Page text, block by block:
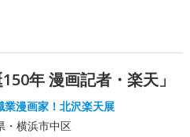
年 漫画記者・楽天」
業漫画家！北沢楽天展
・横浜市中区